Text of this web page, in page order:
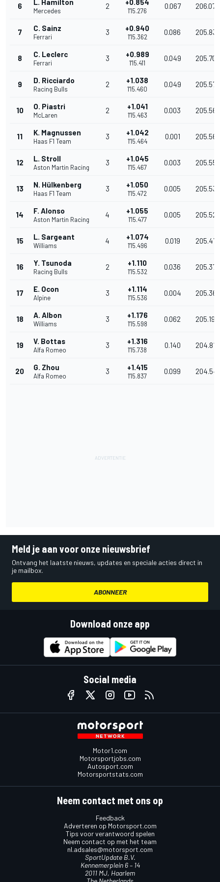
6 L. Hamilton
Mercedes
2 +0.854
1'15.276
0.067 206.073
7 C. Sainz
Ferrari
3 +0.940
1'15.362
0.086 205.838
8 C. Leclerc
Ferrari
3 +0.989
1'15.411
0.049 205.704
9 D. Ricciardo
Racing Bulls
2 +1.038
1'15.460
0.049 205.571
10 O. Piastri
McLaren
2 +1.041
1'15.463
0.003 205.562
11 K. Magnussen
Haas F1 Team
3 +1.042
1'15.464
0.001 205.560
12 L. Stroll
Aston Martin Racing
3 +1.045
1'15.467
0.003 205.552
13 N. Hülkenberg
Haas F1 Team
3 +1.050
1'15.472
0.005 205.538
14 F. Alonso
Aston Martin Racing
4 +1.055
1'15.477
0.005
15 L. Sargeant
Williams
4 +1.074
1'15.496
0.019 205.473
16 Y. Tsunoda
Racing Bulls
2 +1.110
1'15.532
0.036 205.375
17 E. Ocon
Alpine
3 +1.114
1'15.536
0.004
18 A. Albon
Williams
3 +1.176
1'15.598
0.062 205.195
19 V. Bottas
Alfa Romeo
3 +1.316
1'15.738
0.140 204.816
20 G. Zhou
Alfa Romeo
3 +1.415
1'15.837
0.099
Meld je aan voor onze nieuwsbrief
Ontvang het laatste nieuws, updates en speciale acties direct in
je mailbox.
ABONNEER
Download onze app
Social media
Motor1.com
Motorsportjobs.com
Autosport.com
Motorsportstats.com
Neem contact met ons op
Feedback
Adverteren op Motorsport.com
Tips voor verantwoord spelen
Neem contact op met het team
nl.adsales@motorsport.com
SportUpdate B.V.
Kennemerplein 6 – 14
2011 MJ, Haarlem